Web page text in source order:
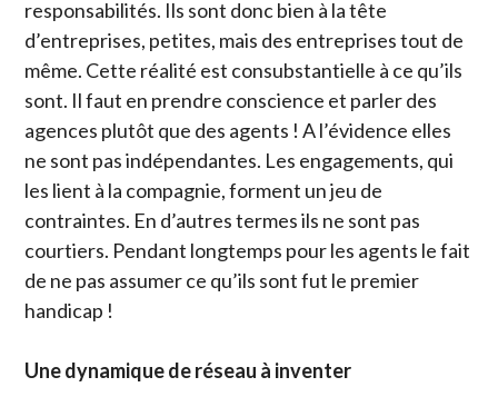
responsabilités. Ils sont donc bien à la tête
d’entreprises, petites, mais des entreprises tout de
même. Cette réalité est consubstantielle à ce qu’ils
sont. Il faut en prendre conscience et parler des
agences plutôt que des agents ! A l’évidence elles
ne sont pas indépendantes. Les engagements, qui
les lient à la compagnie, forment un jeu de
contraintes. En d’autres termes ils ne sont pas
courtiers. Pendant longtemps pour les agents le fait
de ne pas assumer ce qu’ils sont fut le premier
handicap !
Une dynamique de réseau à inventer